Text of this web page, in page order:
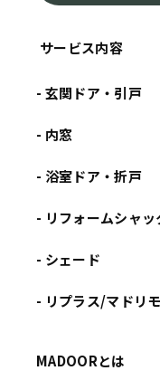
サービス内容
- 玄関ドア・引戸
- 内窓
- 浴室ドア・折戸
- リフォームシャッ
- シェード
- リプラス/マドリモ
MADOORとは